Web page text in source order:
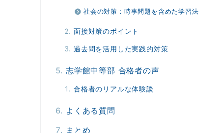
社会の対策：時事問題を含めた学習法
面接対策のポイント
過去問を活用した実践的対策
志学館中等部 合格者の声
合格者のリアルな体験談
よくある質問
まとめ